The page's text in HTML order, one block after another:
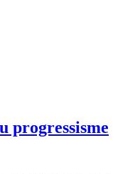
progressisme